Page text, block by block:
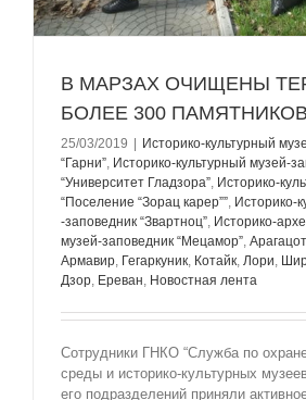
В МАРЗАХ ОЧИЩЕНЫ
БОЛЕЕ 300 ПАМЯТНИКОВ
25/03/2019
Историко-культурный
“Гарни”, Историко-культурный музей-
“Университет Гладзорa”, Историко-
“Поселение “Зорац карер””, Историко-
-заповедник “Звартноц”, Историко-
музей-заповедник “Мецамор”,
Армавир, Гегаркуник, Котайк, Лори,
Дзор, Ереван, Новостная лента
Сотрудники ГНКО “Служба по
среды и историко-культурных
его подразделений приняли